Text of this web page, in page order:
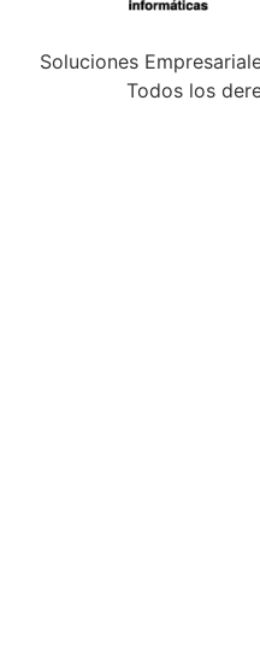
Soluciones
Todos los